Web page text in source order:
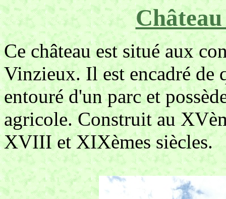
Ce château est situé aux
Vinzieux. Il est encadré de
entouré d'un parc et
agricole. Construit au
XVIII et XIXèmes siècles.